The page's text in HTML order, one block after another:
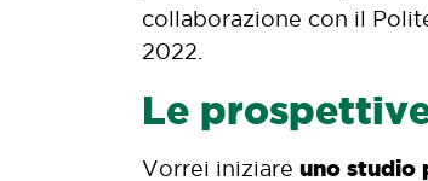
collaborazione con il
2022.
Le
Vorrei iniziare uno studio